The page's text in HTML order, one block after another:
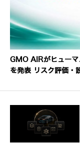
GMO AIRがヒューマ
を発表 リスク評価・